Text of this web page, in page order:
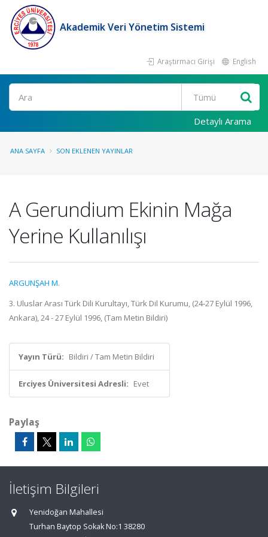
Akademik Veri Yönetim Sistemi
Araştırmacı Girişi English
Ara
Detaylı Arama
ANA SAYFA SON EKLENEN YAYINLAR
A Gerundium Ekinin Mağa
Yerine Kullanılışı
ARGUNŞAH M.
3. Uluslar Arası Türk Dili Kurultayı, Türk Dil Kurumu, (24-27 Eylül 1996,
Ankara), 24 - 27 Eylül 1996, (Tam Metin Bildiri)
Yayın Türü: Bildiri / Tam Metin Bildiri
Erciyes Üniversitesi Adresli: Evet
Paylaş
İletişim Bilgileri
Yenidoğan Mahallesi
Turhan Baytop Sokak No:1 38280